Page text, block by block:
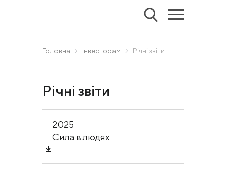
Головна Інвесторам Річні звіти
Річні звіти
2025
Сила в людях